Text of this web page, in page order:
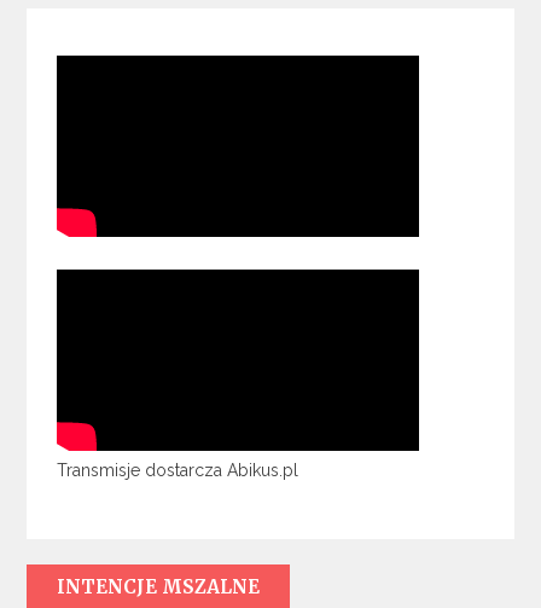
Transmisje dostarcza Abikus.pl
INTENCJE MSZALNE